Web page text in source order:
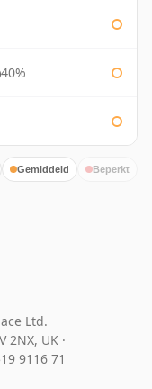
40%
Gemiddeld Beperkt
Ltd.
2NX, UK ·
9116 71